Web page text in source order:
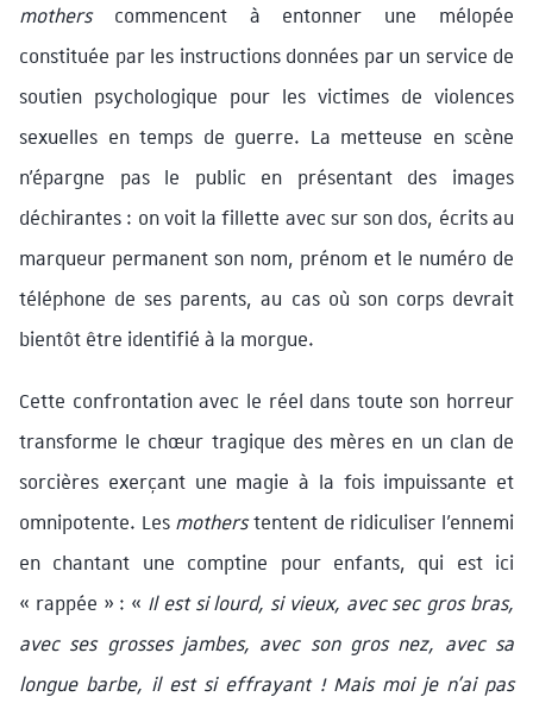
motherscommencent à entonner une mélopée
constituée par les instructions données par un service de
soutien psychologique pour les victimes de violences
sexuelles en temps de guerre. La metteuse en scène
n’épargne pas le public en présentant des images
déchirantes : on voit la fillette avec sur son dos, écrits au
marqueur permanent son nom, prénom et le numéro de
téléphone de ses parents, au cas où son corps devrait
bientôt être identifié à la morgue.
Cette confrontation avec le réel dans toute son horreur
transforme le chœur tragique des mères en un clan de
sorcières exerçant une magie à la fois impuissante et
omnipotente. Les motherstentent de ridiculiser l’ennemi
en chantant une comptine pour enfants, qui est ici
« rappée » : « Il est si lourd, si vieux, avec sec gros bras,
avec ses grosses jambes, avec son gros nez, avec sa
longue barbe, il est si effrayant ! Mais moi je n’ai pas